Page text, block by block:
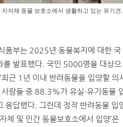
지자체 동물 보호소에서 생활하고 있는 유기견
품부는 2025년 동물복지에 대한 국
를 발표했다. 국민 5000명을 대상으
최근 1년 이내 반려동물을 입양할 의
사람들 중 88.3%가 유실·유기동물
응답했다. 그런데 정작 반려동물 입
체 및 민간 동물보호소에서 입양’은